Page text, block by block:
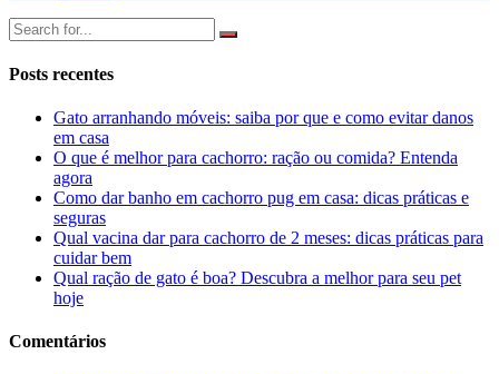
Posts recentes
Gato arranhando móveis: saiba por que e como evitar danos
em casa
O que é melhor para cachorro: ração ou comida? Entenda
agora
Como dar banho em cachorro pug em casa: dicas práticas e
seguras
Qual vacina dar para cachorro de 2 meses: dicas práticas para
cuidar bem
Qual ração de gato é boa? Descubra a melhor para seu pet
hoje
Comentários